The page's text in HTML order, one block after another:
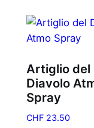
Artiglio del
Diavolo
Spray
CHF23.50